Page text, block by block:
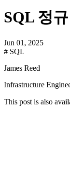
SQL 정
Jun 01, 2025
# SQL
James Reed
Infrastructure
This post is also